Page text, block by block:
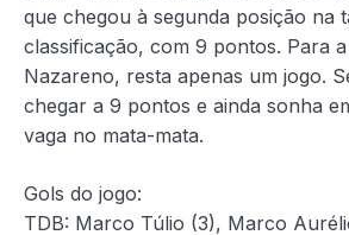
que chegou à segunda posição na
classificação, com 9 pontos. Para
Nazareno, resta apenas um jogo.
chegar a 9 pontos e ainda sonha
vaga no mata-mata.
Gols do jogo:
TDB: Marco Túlio (3), Marco